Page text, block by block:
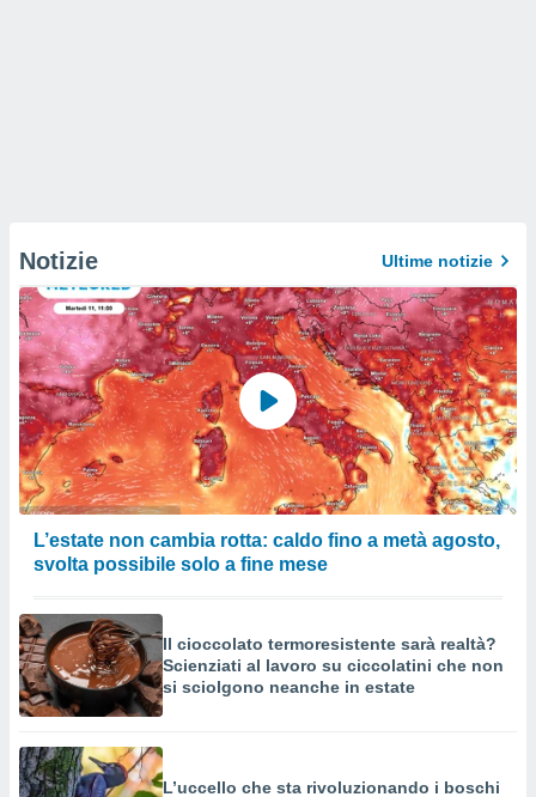
Notizie Ultime notizie
L’estate non cambia rotta: caldo fino a metà agosto,
svolta possibile solo a fine mese
Il cioccolato termoresistente sarà realtà?
Scienziati al lavoro su ciccolatini che non
si sciolgono neanche in estate
L’uccello che sta rivoluzionando i boschi